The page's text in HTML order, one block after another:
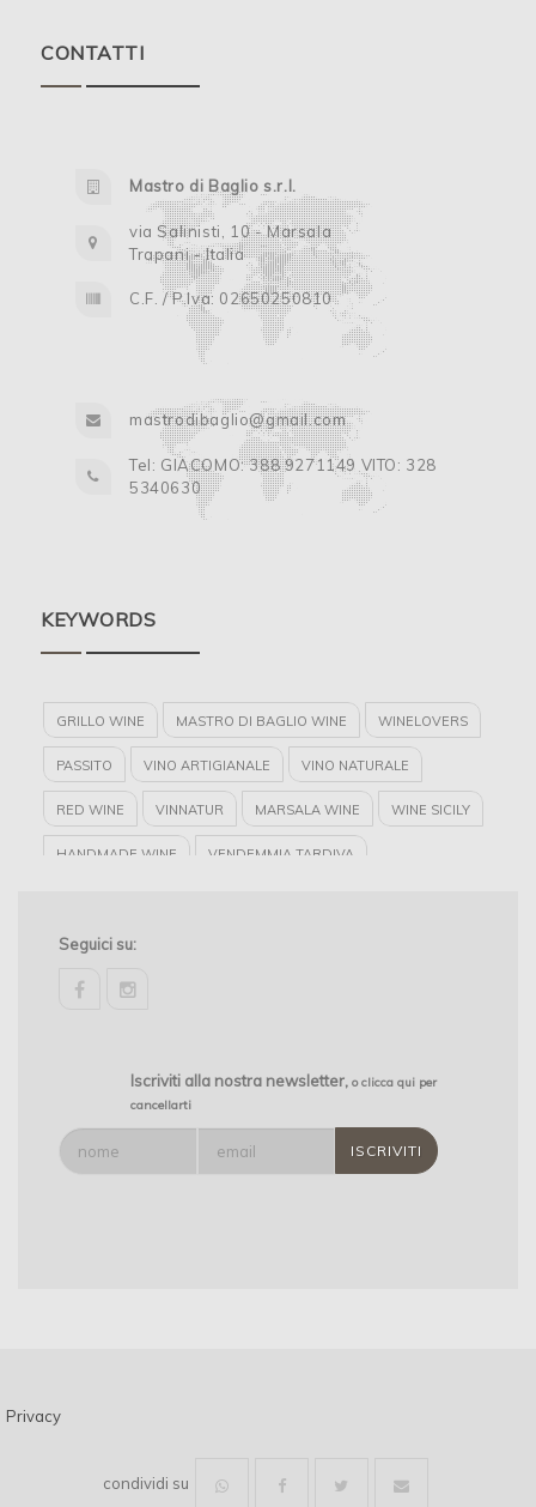
CONTATTI
Mastro di Baglio s.r.l.
via Salinisti, 10 - Marsala
Trapani - Italia
C.F. / P.Iva: 02650250810
mastrodibaglio@gmail.com
Tel: GIACOMO: 388 9271149 VITO: 328
5340630
KEYWORDS
GRILLO WINE MASTRO DI BAGLIO WINE WINELOVERS
PASSITO VINO ARTIGIANALE VINO NATURALE
RED WINE VINNATUR MARSALA WINE WINE SICILY
HANDMADE WINE VENDEMMIA TARDIVA
Seguici su:
Iscriviti alla nostra newsletter, o clicca qui per
cancellarti
Privacy
condividi su